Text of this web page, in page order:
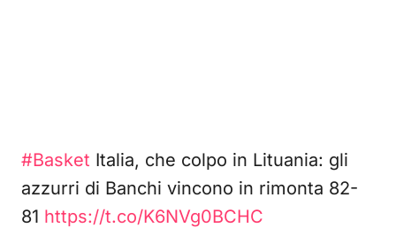
#Basket Italia, che colpo in Lituania: gli
azzurri di Banchi vincono in rimonta 82-
81 https://t.co/K6NVg0BCHC